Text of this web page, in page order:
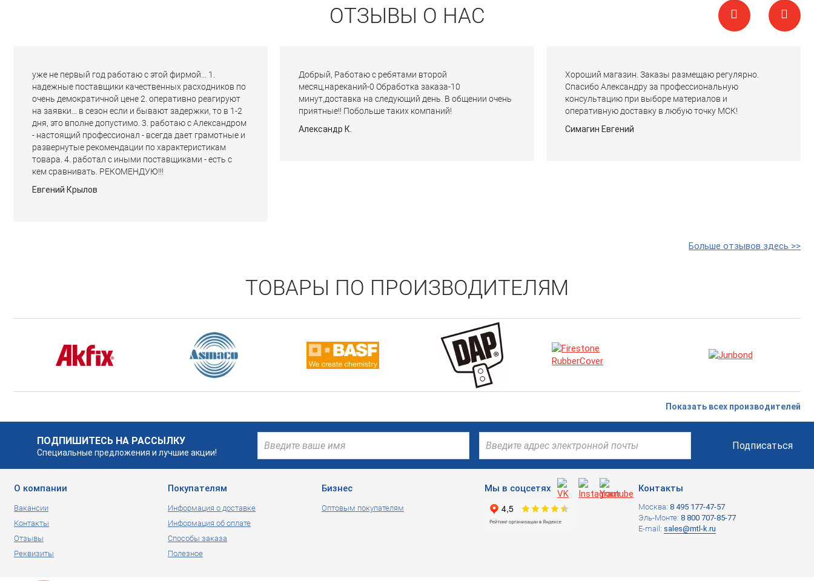
ОТЗЫВЫ O НАС
уже не первый год работаю с этой фирмой... 1.
надежные поставщики качественных расходников по
очень демократичной цене 2. оперативно реагируют
на заявки... в сезон если и бывают задержки, то в 1-2
дня, это вполне допустимо. 3. работаю с Александром
- настоящий профессионал - всегда дает грамотные и
развернутые рекомендации по характеристикам
товара. 4. работал с иными поставщиками - есть с
кем сравнивать. РЕКОМЕНДУЮ!!!
Евгений Крылов
Добрый, Работаю с ребятами второй
месяц,нареканий-0 Обработка заказа-10
минут,доставка на следующий день. В общении очень
приятные!! Побольше таких компаний!
Александр К.
Хороший магазин. Заказы размещаю регулярно.
Спасибо Александру за профессиональную
консультацию при выборе материалов и
оперативную доставку в любую точку МСК!
Симагин Евгений
Больше отзывов здесь >>
ТОВАРЫ ПО ПРОИЗВОДИТЕЛЯМ
Показать всех производителей
ПОДПИШИТЕСЬ НА РАССЫЛКУ
Специальные предложения и лучшие акции!
Подписаться
О компании
Вакансии
Контакты
Отзывы
Реквизиты
Покупателям
Информация о доставке
Информация об оплате
Способы заказа
Полезное
Бизнес
Оптовым покупателям
Мы в соцсетях Контакты
Москва: 8 495 177-47-57
Эль-Монте: 8 800 707-85-77
E-mail: sales@mtl-k.ru